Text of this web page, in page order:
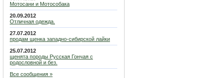
Мотосани и Мотособака
20.09.2012
Отличная одежда.
27.07.2012
продам щенка западно-сибирской лайки
25.07.2012
щенята породы Русская Гончая с
родословной и без.
Все сообщения »